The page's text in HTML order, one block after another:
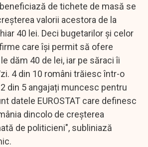
de tichete de masă se
valorii acestora de la
40 lei. Deci bugetarilor și celor
care își permit să ofere
dăm 40 de lei, iar pe săraci îi
4 din 10 români trăiesc într-o
din 5 angajați muncesc pentru
datele EUROSTAT care definesc
dincolo de creșterea
de politicieni", subliniază